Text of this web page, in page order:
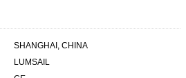
SHANGHAI, CHINA
LUMSAIL